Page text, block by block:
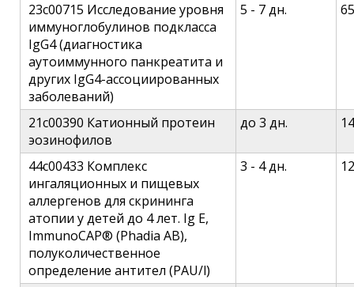
23c00715 Исследование уровня
иммуноглобулинов подкласса
IgG4 (диагностика
аутоиммунного панкреатита и
других IgG4-ассоциированных
заболеваний)
5 - 7 дн.
21c00390 Катионный протеин
эозинофилов
до 3 дн.
44c00433 Комплекс
ингаляционных и пищевых
аллергенов для скрининга
атопии у детей до 4 лет. Ig E,
ImmunoCAP® (Phadia AB),
полуколичественное
определение антител (PAU/l)
3 - 4 дн.